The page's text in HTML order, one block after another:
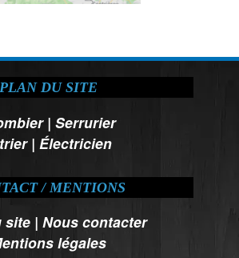
PLAN DU SITE
| Serrurier
| Électricien
/ MENTIONS
site |Nous contacter
légales